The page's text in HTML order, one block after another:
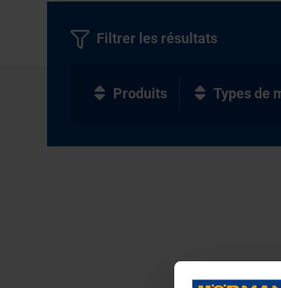
Filtrer les résultats
Produits Types de